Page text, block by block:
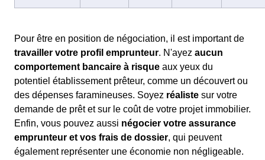
Pour être en position de négociation, il est important de
travailler votre profil emprunteur. N'ayez aucun
comportement bancaire à risque aux yeux du
potentiel établissement prêteur, comme un découvert ou
des dépenses faramineuses. Soyez réaliste sur votre
demande de prêt et sur le coût de votre projet immobilier.
Enfin, vous pouvez aussi négocier votre assurance
emprunteur et vos frais de dossier, qui peuvent
également représenter une économie non négligeable.